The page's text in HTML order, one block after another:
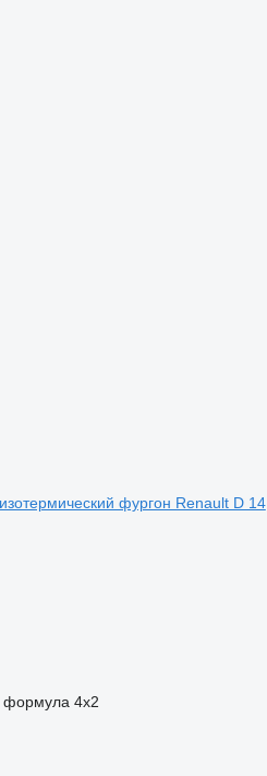
изотермический фургон Renault D 14
формула 4x2